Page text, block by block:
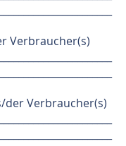
Verbraucher(s)
Verbraucher(s)